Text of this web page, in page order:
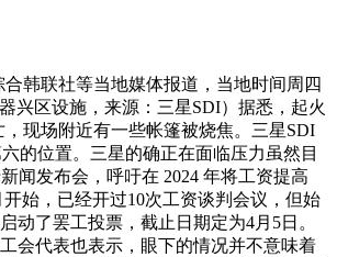
韩联社等当地媒体报道，当地时间周四
兴区设施，来源：三星SDI）据悉，起火
现场附近有一些帐篷被烧焦。三星SDI
的位置。三星的确正在面临压力虽然目
闻发布会，呼吁在 2024 年将工资提高
始，已经开过10次工资谈判会议，但始
了罢工投票，截止日期定为4月5日。
会代表也表示，眼下的情况并不意味着